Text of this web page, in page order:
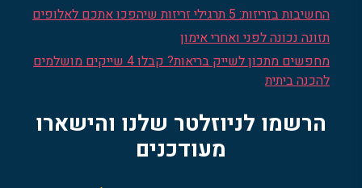
החשיבות בזריזות: 5 תרגילי זריזות שיהפכו אתכם לאלופים
תזונה נכונה לפני ואחרי אימון
מחפשים מתכון לשייק בריאות? קבלו 4 שייקים מושלמים
להכנה ביתית
הרשמו לניוזלטר שלנו והישארו
מעודכנים